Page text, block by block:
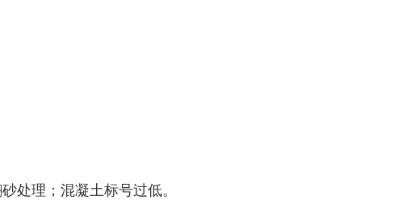
处理；混凝土标号过低。